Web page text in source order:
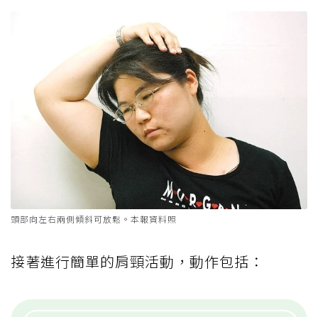
頭部向左右兩側傾斜可放鬆。本報資料照
接著進行簡單的肩頸活動，動作包括：